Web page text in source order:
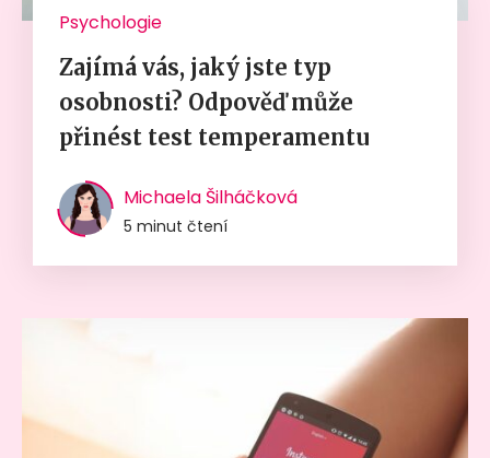
Psychologie
Zajímá vás, jaký jste typ
osobnosti? Odpověď může
přinést test temperamentu
Michaela Šilháčková
5 minut čtení